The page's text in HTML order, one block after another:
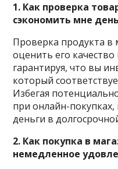
1. Как проверка
сэкономить мне
Проверка продукта в
оценить его качество
гарантируя, что вы
который
Избегая
при онлайн-
деньги в
2. Как покупка в
немедленное